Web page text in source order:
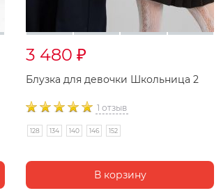
3 480 ₽
Блузка для девочки Школьница 2
1 отзыв
128 134 140 146 152